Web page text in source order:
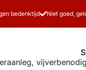
bedenktijd Niet goed,
,